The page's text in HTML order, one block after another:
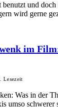
und
wird gerne
im
Lesezeit
Was in der
umso